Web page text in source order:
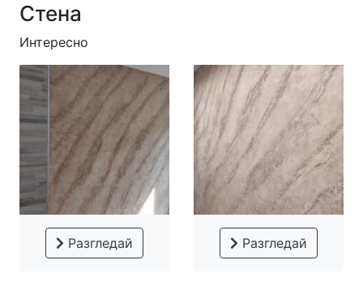
Стена
Интересно
Разгледай Разгледай